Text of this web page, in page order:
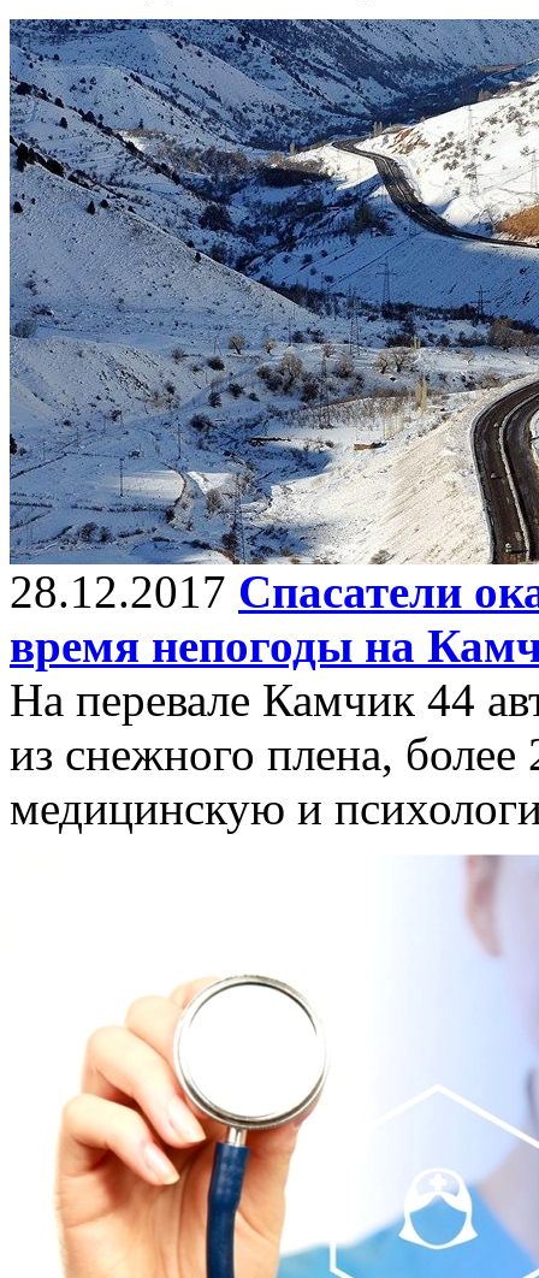
28.12.2017 Спасатели
время непогоды на
На перевале Камчик 44
из снежного плена,
медицинскую и